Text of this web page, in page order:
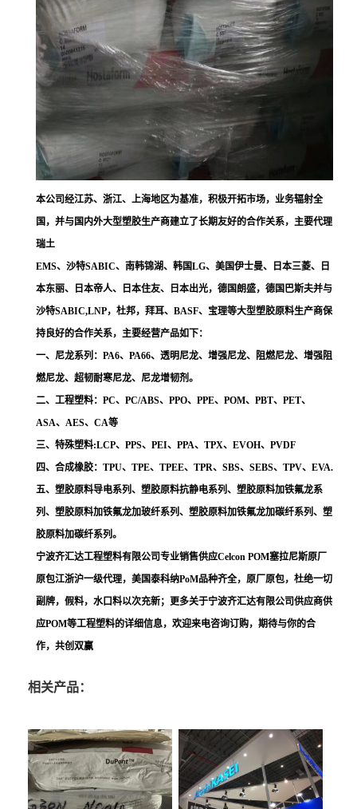
本公司经江苏、浙江、上海地区为基准，积极开拓市场，业务辐射全
国，并与国内外大型塑胶生产商建立了长期友好的合作关系，主要代理
瑞土
EMS、沙特SABIC、南韩锦湖、韩国LG、美国伊士曼、日本三菱、日
本东丽、日本帝人、日本住友、日本出光，德国朗盛，德国巴斯夫并与
沙特SABIC,LNP，杜邦，拜耳、BASF、宝理等大型塑胶原料生产商保
持良好的合作关系，主要经营产品如下：
一、尼龙系列：PA6、PA66、透明尼龙、增强尼龙、阻燃尼龙、增强阻
燃尼龙、超韧耐寒尼龙、尼龙增韧剂。
二、工程塑料：PC、PC/ABS、PPO、PPE、POM、PBT、PET、
ASA、AES、CA等
三、特殊塑料:LCP、PPS、PEI、PPA、TPX、EVOH、PVDF
四、合成橡胶：TPU、TPE、TPEE、TPR、SBS、SEBS、TPV、EVA.
五、塑胶原料导电系列、塑胶原料抗静电系列、塑胶原料加铁氟龙系
列、塑胶原料加铁氟龙加玻纤系列、塑胶原料加铁氟龙加碳纤系列、塑
胶原料加碳纤系列。
宁波齐汇达工程塑料有限公司专业销售供应Celcon POM塞拉尼斯原厂
原包江浙沪一级代理，美国泰科纳PoM品种齐全，原厂原包，杜绝一切
副牌，假料，水口料以次充新；更多关于宁波齐汇达有限公司供应商供
应POM等工程塑料的详细信息，欢迎来电咨询订购，期待与你的合
作，共创双赢
相关产品：